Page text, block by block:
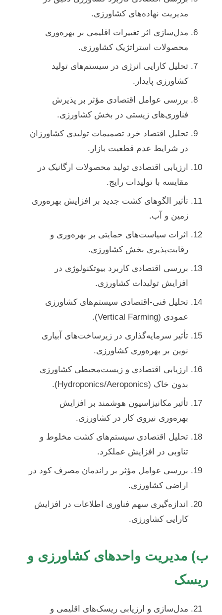
مدیریت نهاده‌های کشاورزی.
مدل‌سازی اثر تغییرات اقلیمی بر بهره‌وری
محصولات استراتژیک کشاورزی.
تحلیل کارایی انرژی در سیستم‌های تولید
کشاورزی پایدار.
بررسی عوامل اقتصادی مؤثر بر پذیرش
فناوری‌های زیستی در بخش کشاورزی.
تحلیل اقتصاد خرد تصمیمات تولیدی کشاورزان
در شرایط عدم قطعیت بازار.
ارزیابی اقتصادی تولید محصولات ارگانیک در
مقایسه با تولیدات رایج.
تأثیر الگوهای کشت جدید بر افزایش بهره‌وری
زمین و آب.
اثرات سیاست‌های حمایتی بر بهره‌وری و
رقابت‌پذیری بخش کشاورزی.
بررسی اقتصادی کاربرد بیوتکنولوژی در
افزایش تولیدات کشاورزی.
تحلیل فنی-اقتصادی سیستم‌های کشاورزی
عمودی (Vertical Farming).
تأثیر سرمایه‌گذاری در زیرساخت‌های آبیاری
نوین بر بهره‌وری کشاورزی.
ارزیابی اقتصادی و زیست‌محیطی کشاورزی
بدون خاک (Hydroponics/Aeroponics).
تأثیر مکانیزاسیون هوشمند بر افزایش
بهره‌وری نیروی کار در کشاورزی.
تحلیل اقتصادی سیستم‌های کشت مخلوط و
تناوبی در افزایش عملکرد.
بررسی عوامل مؤثر بر راندمان مصرف کود در
اراضی کشاورزی.
اندازه‌گیری سهم فناوری اطلاعات در افزایش
کارایی کشاورزی.
ب) مدیریت واحدهای کشاورزی و
ریسک
مدل‌سازی و ارزیابی ریسک‌های اقلیمی و